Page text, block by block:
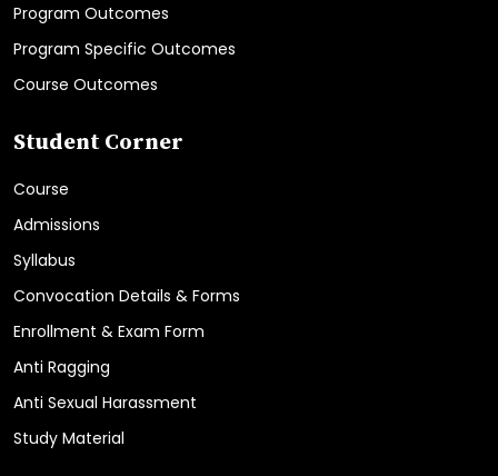
Program Outcomes
Program Specific Outcomes
Course Outcomes
Student Corner
Course
Admissions
Syllabus
Convocation Details & Forms
Enrollment & Exam Form
Anti Ragging
Anti Sexual Harassment
Study Material